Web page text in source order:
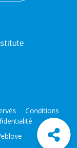
Conditions